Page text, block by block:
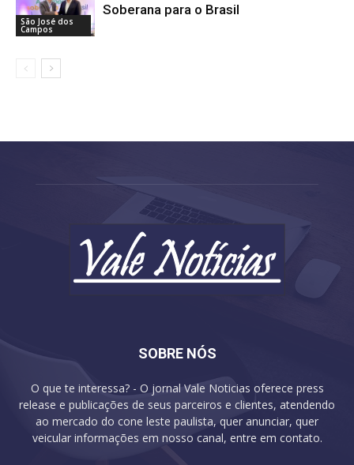
São José dos
Campos
Soberana para o Brasil
SOBRE NÓS
O que te interessa? - O jornal Vale Noticias oferece press
release e publicações de seus parceiros e clientes, atendendo
ao mercado do cone leste paulista, quer anunciar, quer
veicular informações em nosso canal, entre em contato.